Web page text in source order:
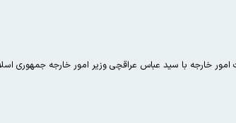
خارجه با سید عباس عراقچی وزیر امور خارجه جمهوری